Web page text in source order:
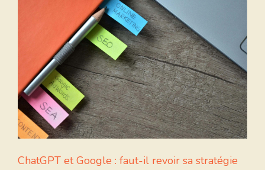
ChatGPT et Google : faut-il revoir sa stratégie